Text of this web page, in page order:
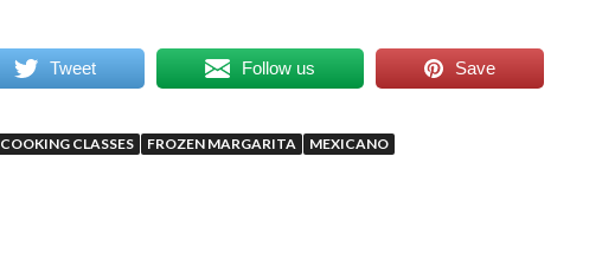
Tweet Follow us Save
COOKING CLASSES FROZEN MARGARITA
MEXICANO